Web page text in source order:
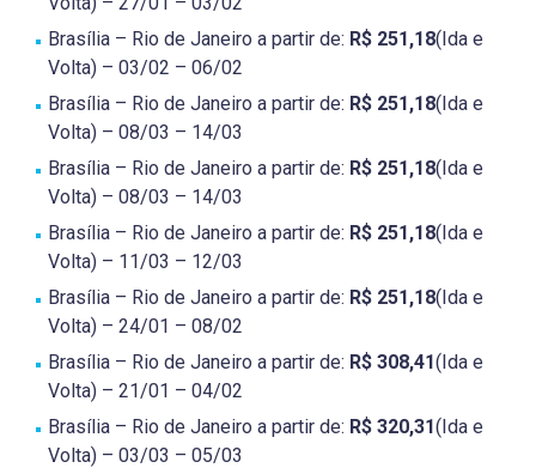
Brasília – Rio de Janeiro a partir de: R$ 251,18(Ida e
Volta) – 03/02 – 06/02
Brasília – Rio de Janeiro a partir de: R$ 251,18(Ida e
Volta) – 08/03 – 14/03
Brasília – Rio de Janeiro a partir de: R$ 251,18(Ida e
Volta) – 08/03 – 14/03
Brasília – Rio de Janeiro a partir de: R$ 251,18(Ida e
Volta) – 11/03 – 12/03
Brasília – Rio de Janeiro a partir de: R$ 251,18(Ida e
Volta) – 24/01 – 08/02
Brasília – Rio de Janeiro a partir de: R$ 308,41(Ida e
Volta) – 21/01 – 04/02
Brasília – Rio de Janeiro a partir de: R$ 320,31(Ida e
Volta) – 03/03 – 05/03